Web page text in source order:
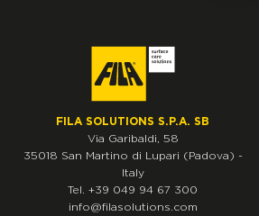
FILA SOLUTIONS S.P.A. SB
Via Garibaldi, 58
35018 San Martino di Lupari (Padova) -
Italy
Tel. +39 049 94 67 300
info@filasolutions.com